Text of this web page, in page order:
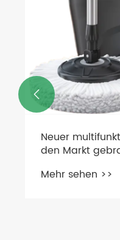
Neuer
den Markt
Mehr sehen >>
